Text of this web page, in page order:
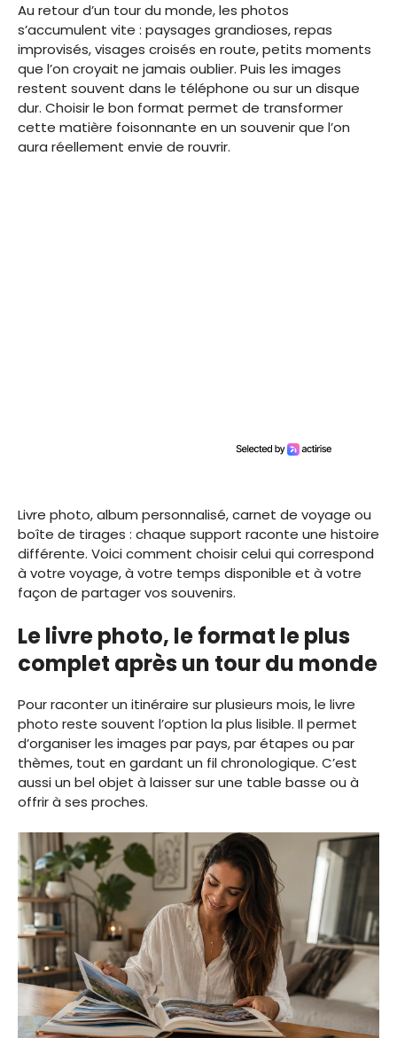
Au retour d’un tour du monde, les photos
s’accumulent vite : paysages grandioses, repas
improvisés, visages croisés en route, petits moments
que l’on croyait ne jamais oublier. Puis les images
restent souvent dans le téléphone ou sur un disque
dur. Choisir le bon format permet de transformer
cette matière foisonnante en un souvenir que l’on
aura réellement envie de rouvrir.
Livre photo, album personnalisé, carnet de voyage ou
boîte de tirages : chaque support raconte une histoire
différente. Voici comment choisir celui qui correspond
à votre voyage, à votre temps disponible et à votre
façon de partager vos souvenirs.
Le livre photo, le format le plus
complet après un tour du monde
Pour raconter un itinéraire sur plusieurs mois, le livre
photo reste souvent l’option la plus lisible. Il permet
d’organiser les images par pays, par étapes ou par
thèmes, tout en gardant un fil chronologique. C’est
aussi un bel objet à laisser sur une table basse ou à
offrir à ses proches.